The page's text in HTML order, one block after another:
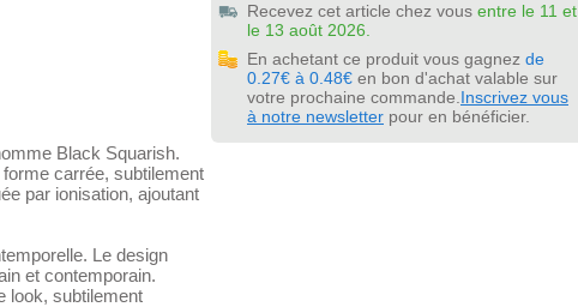
Recevez cet article chez vous entre le 11 et
le 13 août 2026.
En achetant ce produit vous gagnez de
0.27€ à 0.48€ en bon d'achat valable sur
votre prochaine commande. Inscrivez vous
à notre newsletter pour en bénéficier.
Black Squarish.
carrée, subtilement
par ionisation, ajoutant
Le design
et contemporain.
look, subtilement